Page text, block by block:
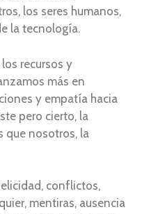
los seres humanos,
la tecnología.
recursos y
más en
y empatía hacia
pero cierto, la
que nosotros, la
conflictos,
mentiras, ausencia